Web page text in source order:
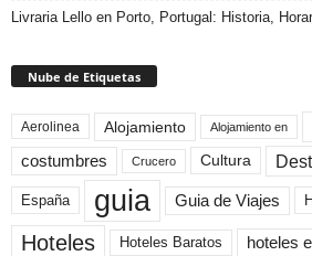
Livraria Lello en Porto, Portugal: Historia,
Nube de Etiquetas
Aerolinea Alojamiento Alojamiento en
costumbres Crucero Cultura
España guia Guia de Viajes
Hoteles Hoteles Baratos hoteles